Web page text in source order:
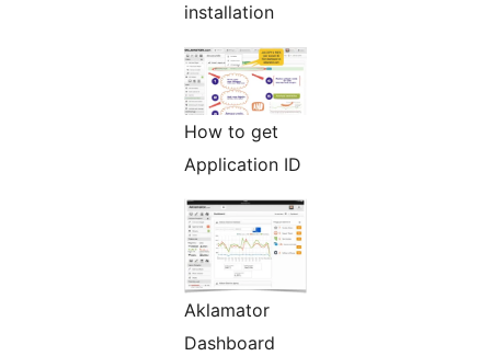
installation
How to get
Application ID
Aklamator
Dashboard